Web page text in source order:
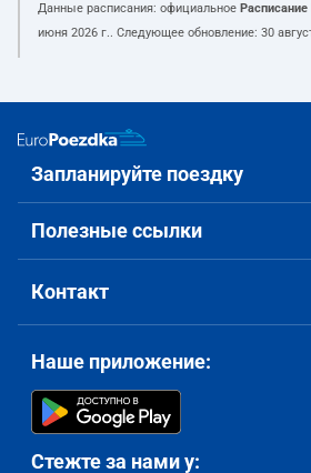
Данные расписания: официальное Расписание
июня 2026 г.. Следующее обновление: 30
Запланируйте поездку
Полезные ссылки
Контакт
Наше приложение:
Стежте за нами у: